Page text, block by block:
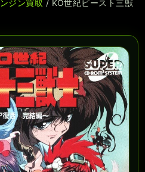
ジン買取 / KO世紀ビースト三獣